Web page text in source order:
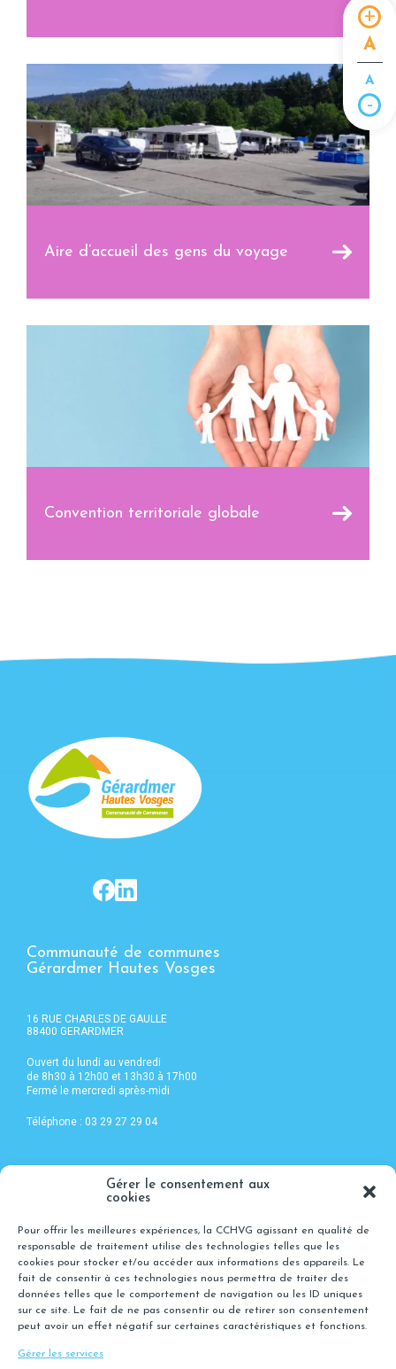
Gérer le consentement aux
cookies
Pour offrir les meilleures expériences, la CCHVG agissant en qualité de
responsable de traitement utilise des technologies telles que les
cookies pour stocker et/ou accéder aux informations des appareils. Le
fait de consentir à ces technologies nous permettra de traiter des
données telles que le comportement de navigation ou les ID uniques
sur ce site. Le fait de ne pas consentir ou de retirer son consentement
peut avoir un effet négatif sur certaines caractéristiques et fonctions.
Gérer les services
A
A
Aire d’accueil des gens du voyage
Convention territoriale globale
Communauté de communes
Gérardmer Hautes Vosges
16 RUE CHARLES DE GAULLE
88400 GERARDMER
Ouvert du lundi au vendredi
de 8h30 à 12h00 et 13h30 à 17h00
Fermé le mercredi après-midi
Téléphone : 03 29 27 29 04
>NOUS CONNAITRE
>ENVIRONNEMENT, EAU ET DÉCHETS
>AMÉNAGEMENT ET DÉVELOPPEMENT
> SERVICES AUX HABITANTS
>CULTURE ET LOISIRS
> NOUS CONTACTER
>POLITIQUE DE COOKIES (UE)